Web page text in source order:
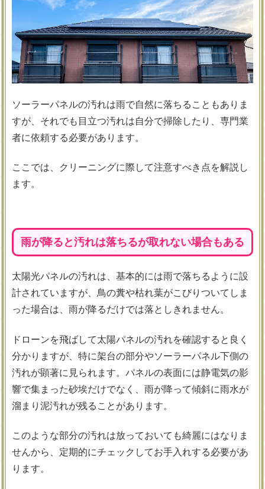
ソーラーパネルの汚れは雨で自然に落ちることもありま
すが、それでも目立つ汚れは自分で掃除したり、専門業
者に依頼する必要があります。
ここでは、クリーニングに際して注意すべき点を解説し
ます。
雨が降ると汚れは落ちるが取れない場合もある
太陽光パネルの汚れは、基本的には雨で落ちるように設
計されていますが、鳥の糞や枯れ葉がこびりついてしま
った場合は、雨が降るだけでは落としきれません。
ドローンを飛ばして太陽パネルの汚れを確認すると良く
分かりますが、特に架台の部分やソーラーパネル下側の
汚れが顕著に見られます。パネルの表面には静電気の影
響で集まった砂埃だけでなく、雨が降って傾斜に雨水が
溜まり泥汚れが残ることがあります。
このような部分の汚れは放っておいても綺麗にはなりま
せんから、定期的にチェックしてお手入れする必要があ
ります。